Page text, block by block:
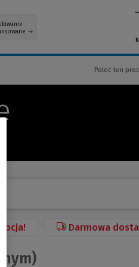
Poleć ten
Darmowa